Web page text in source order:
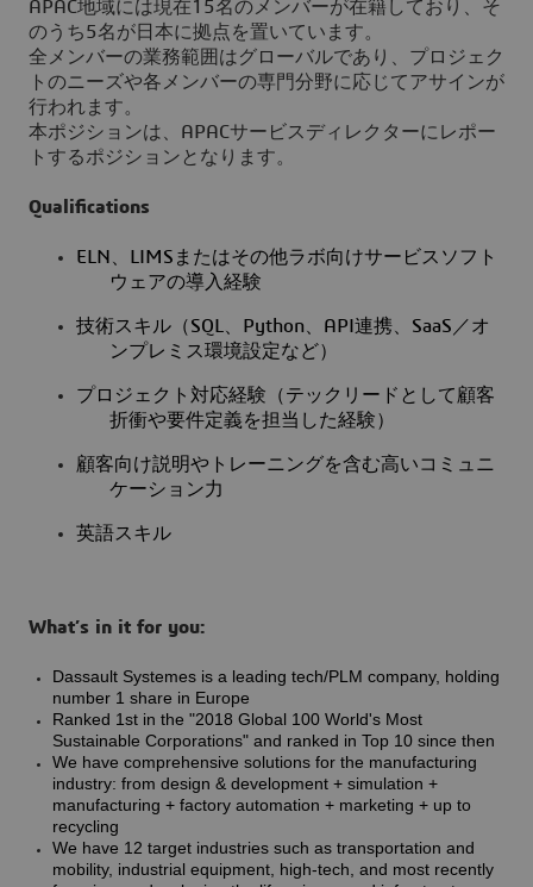
APAC地域には現在15名のメンバーが在籍しており、そ
のうち5名が日本に拠点を置いています。
全メンバーの業務範囲はグローバルであり、プロジェク
トのニーズや各メンバーの専門分野に応じてアサインが
行われます。
本ポジションは、APACサービスディレクターにレポー
トするポジションとなります。
Qualifications
ELN 、 LIMS またはその他ラボ向けサービスソフト
ウェアの導入経験
技術スキル（SQL、 Python、 API 連携、 SaaS ／オ
ンプレミス環境設定など）
プロジェクト対応経験（テックリードとして顧客
折衝や要件定義を担当した経験）
顧客向け説明やトレーニングを含む高いコミュニ
ケーション力
英語スキル
What’s in it for you:
Dassault Systemes is a leading tech/PLM company, holding
number 1 share in Europe
Ranked 1st in the "2018 Global 100 World's Most
Sustainable Corporations" and ranked in Top 10 since then
We have comprehensive solutions for the manufacturing
industry: from design & development + simulation +
manufacturing + factory automation + marketing + up to
recycling
We have 12 target industries such as transportation and
mobility, industrial equipment, high-tech, and most recently